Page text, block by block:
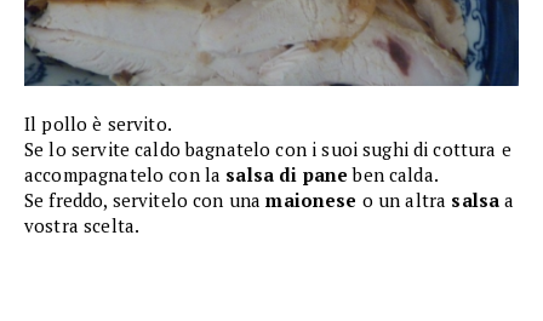
Il pollo è servito.
Se lo servite caldo bagnatelo con i suoi sughi di cottura e
accompagnatelo con la salsa di pane ben calda.
Se freddo, servitelo con unamaionese o un altra salsa a
vostra scelta.